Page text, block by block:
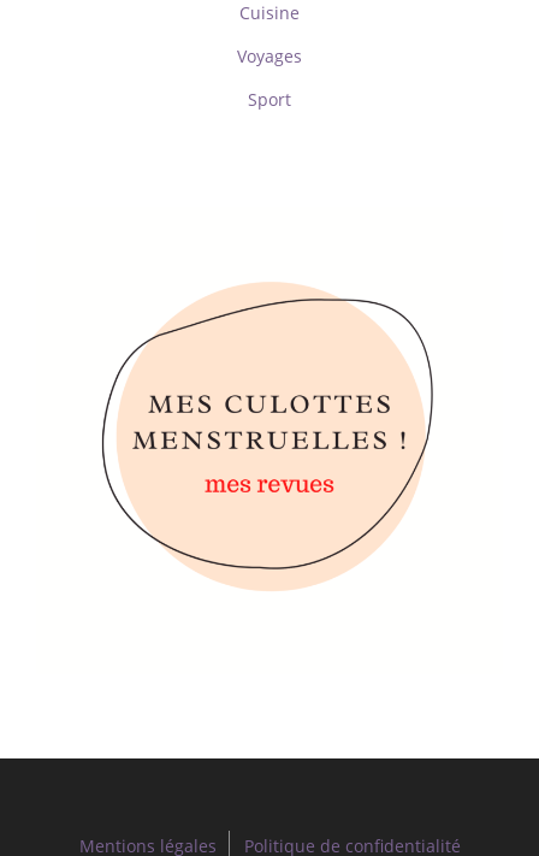
Cuisine
Voyages
Sport
Mentions légales Politique de confidentialité